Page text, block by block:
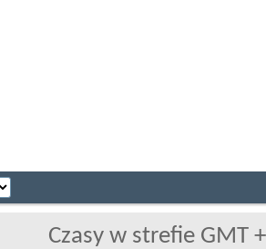
Czasy w strefie GMT